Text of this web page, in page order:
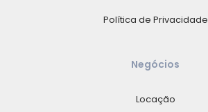
Política de Privacidade
Negócios
Locação